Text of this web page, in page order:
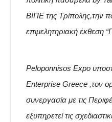
ΒΙΠΕ της Τρίπολης,την
επιμελητηριακή έκθεση
Peloponnisos Expo
Enterprise Greece ,τον
συνεργασία με τις
εξυπηρετεί τις